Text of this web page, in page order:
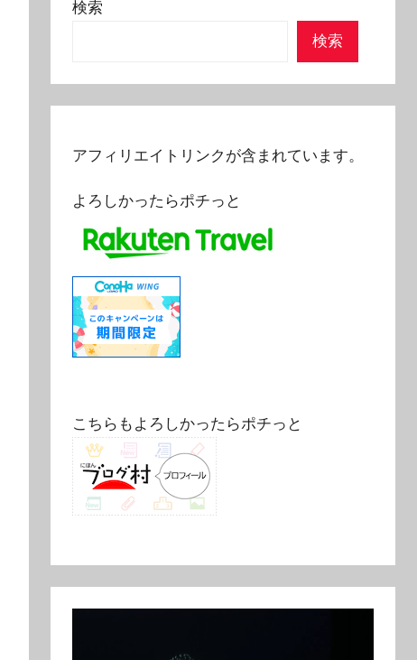
検索
検索
アフィリエイトリンクが含まれています。
よろしかったらポチっと
こちらもよろしかったらポチっと